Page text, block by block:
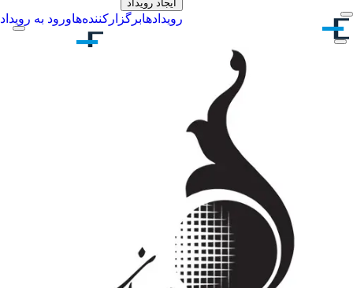
ایجاد رویداد
رویدادهابرگزارکننده‌هاورود به رویداد